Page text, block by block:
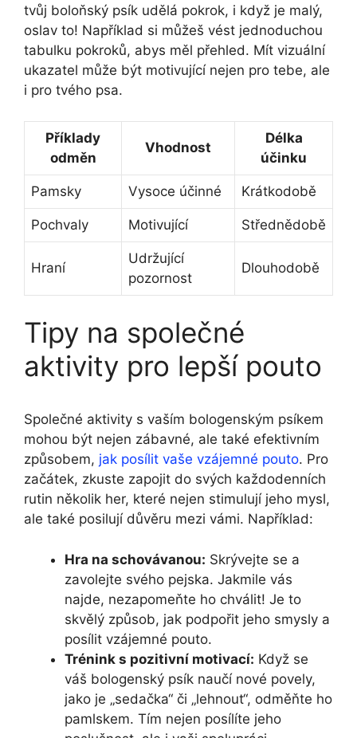
tvůj boloňský psík udělá pokrok, i když je malý,
oslav to! Například si můžeš vést jednoduchou
tabulku pokroků, abys měl přehled. Mít vizuální
ukazatel může být motivující nejen pro tebe, ale
i pro tvého psa.
Příklady
odměn
Vhodnost
Délka
účinku
Pamsky Vysoce účinné Krátkodobě
Pochvaly Motivující Střednědobě
Hraní
Udržující
pozornost
Dlouhodobě
Tipy na společné
aktivity pro lepší pouto
Společné aktivity s vaším bologenským psíkem
mohou být nejen zábavné, ale také efektivním
způsobem, jak posílit vaše vzájemné pouto. Pro
začátek, zkuste zapojit do svých každodenních
rutin několik her, které nejen stimulují jeho mysl,
ale také posilují důvěru mezi vámi. Například:
Hra na schovávanou: Skrývejte se a
zavolejte svého pejska. Jakmile vás
najde, nezapomeňte ho chválit! Je to
skvělý způsob, jak podpořit jeho smysly a
posílit vzájemné pouto.
Trénink s pozitivní motivací: Když se
váš bologenský psík naučí nové povely,
jako je „sedačka“ či „lehnout“, odměňte ho
pamlskem. Tím nejen posílíte jeho